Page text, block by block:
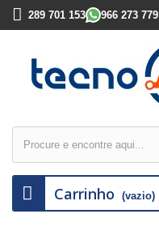
289 701 153 966 273 779
Carrinho (vazio)